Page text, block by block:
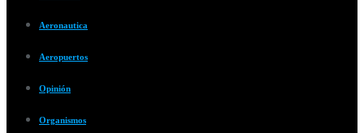
Aeronautica
Aeropuertos
Opinión
Organismos